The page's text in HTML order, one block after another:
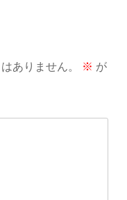
ありません。 ※ が